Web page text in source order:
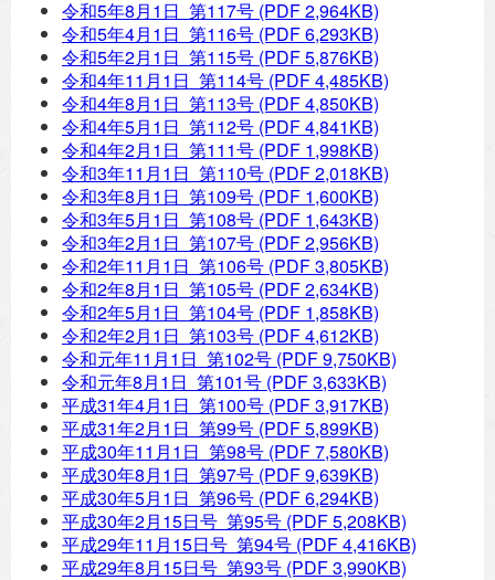
令和5年8月1日 第117号 (PDF 2,964KB)
令和5年4月1日 第116号 (PDF 6,293KB)
令和5年2月1日 第115号 (PDF 5,876KB)
令和4年11月1日 第114号 (PDF 4,485KB)
令和4年8月1日 第113号 (PDF 4,850KB)
令和4年5月1日 第112号 (PDF 4,841KB)
令和4年2月1日 第111号 (PDF 1,998KB)
令和3年11月1日 第110号 (PDF 2,018KB)
令和3年8月1日 第109号 (PDF 1,600KB)
令和3年5月1日 第108号 (PDF 1,643KB)
令和3年2月1日 第107号 (PDF 2,956KB)
令和2年11月1日 第106号 (PDF 3,805KB)
令和2年8月1日 第105号 (PDF 2,634KB)
令和2年5月1日 第104号 (PDF 1,858KB)
令和2年2月1日 第103号 (PDF 4,612KB)
令和元年11月1日 第102号 (PDF 9,750KB)
令和元年8月1日 第101号 (PDF 3,633KB)
平成31年4月1日 第100号 (PDF 3,917KB)
平成31年2月1日 第99号 (PDF 5,899KB)
平成30年11月1日 第98号 (PDF 7,580KB)
平成30年8月1日 第97号 (PDF 9,639KB)
平成30年5月1日 第96号 (PDF 6,294KB)
平成30年2月15日号 第95号 (PDF 5,208KB)
平成29年11月15日号 第94号 (PDF 4,416KB)
平成29年8月15日号 第93号 (PDF 3,990KB)